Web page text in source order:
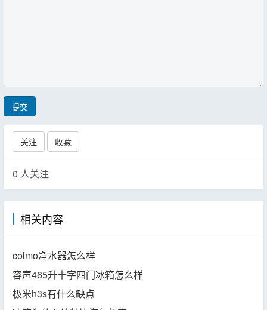
提交
关注 收藏
0 人关注
相关内容
colmo净水器怎么样
容声465升十字四门冰箱怎么样
极米h3s有什么缺点